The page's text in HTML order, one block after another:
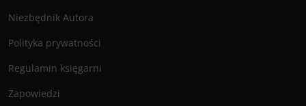
Niezbędnik Autora
Polityka prywatności
Regulamin księgarni
Zapowiedzi